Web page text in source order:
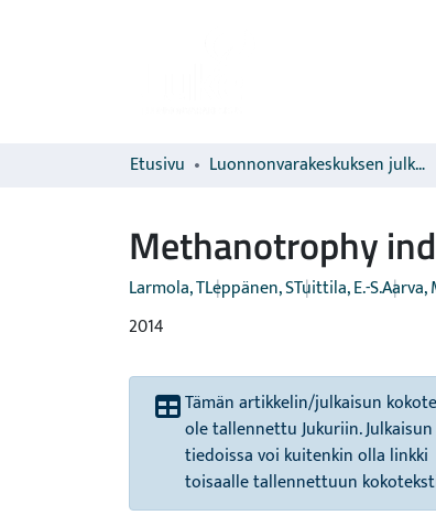
Etusivu Luonnonvarakeskuksen julkaisut
Methanotrophy
Larmola, TLeppänen, STuittila, E.-S.Aarva,
2014
Tämän artikkelin/julkaisun
ole tallennettu Jukuriin. Julkaisun
tiedoissa voi kuitenkin olla linkki
toisaalle tallennettuun